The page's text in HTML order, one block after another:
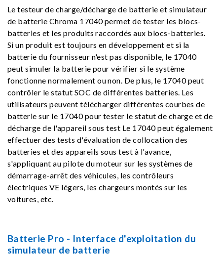
Le testeur de charge/décharge de batterie et simulateur
de batterie Chroma 17040 permet de tester les blocs-
batteries et les produits raccordés aux blocs-batteries.
Si un produit est toujours en développement et si la
batterie du fournisseur n'est pas disponible, le 17040
peut simuler la batterie pour vérifier si le système
fonctionne normalement ou non. De plus, le 17040 peut
contrôler le statut SOC de différentes batteries. Les
utilisateurs peuvent télécharger différentes courbes de
batterie sur le 17040 pour tester le statut de charge et de
décharge de l'appareil sous test Le 17040 peut également
effectuer des tests d'évaluation de collocation des
batteries et des appareils sous test à l'avance,
s'appliquant au pilote du moteur sur les systèmes de
démarrage-arrêt des véhicules, les contrôleurs
électriques VE légers, les chargeurs montés sur les
voitures, etc.
Batterie Pro - Interface d'exploitation du
simulateur de batterie